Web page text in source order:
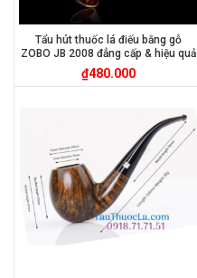
Tẩu hút thuốc lá điếu bằng gỗ
ZOBO JB 2008 đẳng cấp & hiệu quả
₫480.000